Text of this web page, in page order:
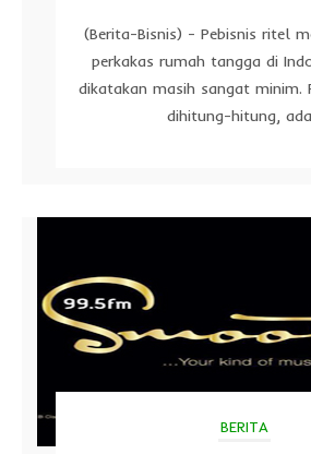
(Berita-Bisnis) - Pebisnis ritel
perkakas rumah tangga di
dikatakan masih sangat minim.
dihitung-hitung,
BERITA